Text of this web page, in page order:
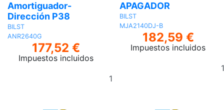
Amortiguador-
Dirección P38
BILST
ANR2640G
177,52 €
Impuestos incluidos
APAGADOR
BILST
MJA2140DJ-B
182,59 €
Impuestos incluidos